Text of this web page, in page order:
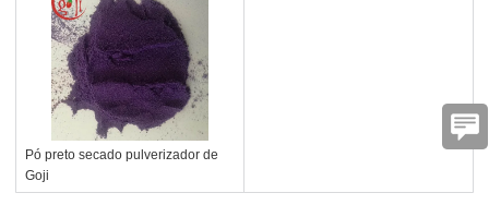
Pó preto secado pulverizador de
Goji